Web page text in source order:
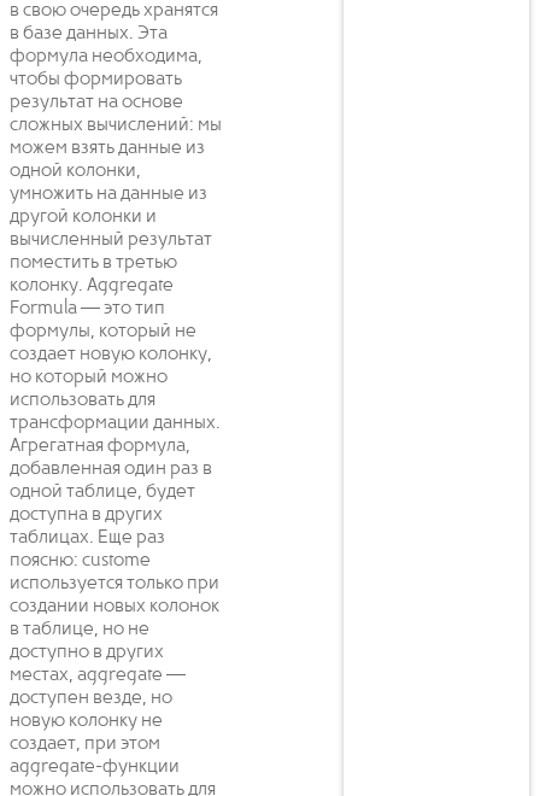
в свою очередь хранятся
в базе данных. Эта
формула необходима,
чтобы формировать
результат на основе
сложных вычислений: мы
можем взять данные из
одной колонки,
умножить на данные из
другой колонки и
вычисленный результат
поместить в третью
колонку. Aggregate
Formula — это тип
формулы, который не
создает новую колонку,
но который можно
использовать для
трансформации данных.
Агрегатная формула,
добавленная один раз в
одной таблице, будет
доступна в других
таблицах. Еще раз
поясню: custome
используется только при
создании новых колонок
в таблице, но не
доступно в других
местах, aggregate —
доступен везде, но
новую колонку не
создает, при этом
aggregate-функции
можно использовать для